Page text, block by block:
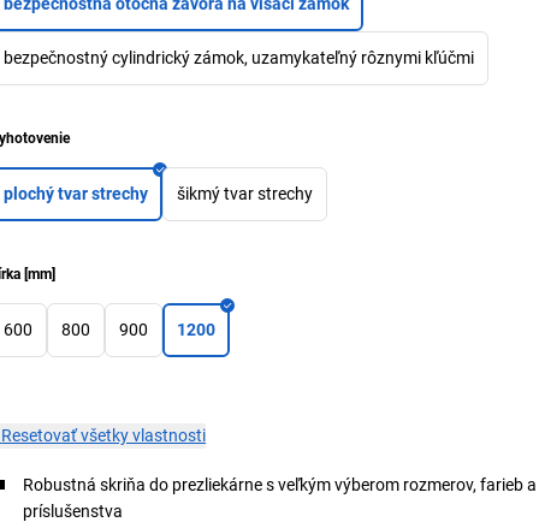
bezpečnostný cylindrický zámok, uzamykateľný rôznymi kľúčmi
plochý tvar strechy šikmý tvar strechy
[mm]
600 800 900 1200
Resetovať všetky vlastnosti
Robustná skriňa do prezliekárne s veľkým výberom rozmerov, farieb a
príslušenstva